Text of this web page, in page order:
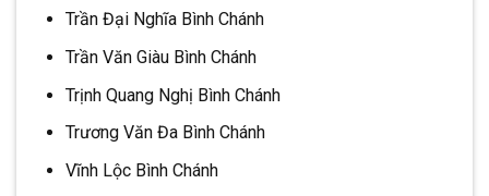
Trần Đại Nghĩa Bình Chánh
Trần Văn Giàu Bình Chánh
Trịnh Quang Nghị Bình Chánh
Trương Văn Đa Bình Chánh
Vĩnh Lộc Bình Chánh